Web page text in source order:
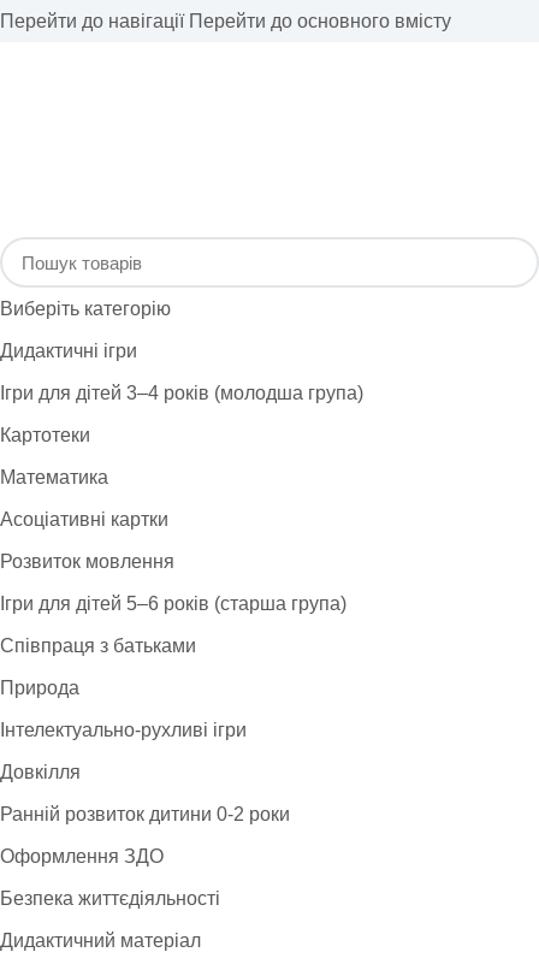
Перейти до навігації Перейти до основного вмісту
Виберіть категорію
Дидактичні ігри
Ігри для дітей 3–4 років (молодша група)
Картотеки
Математика
Асоціативні картки
Розвиток мовлення
Ігри для дітей 5–6 років (старша група)
Співпраця з батьками
Природа
Інтелектуально-рухливі ігри
Довкілля
Ранній розвиток дитини 0-2 роки
Оформлення ЗДО
Безпека життєдіяльності
Дидактичний матеріал